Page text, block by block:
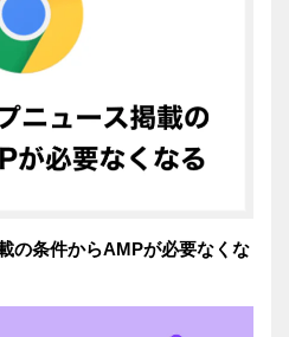
の条件からAMPが必要なくな